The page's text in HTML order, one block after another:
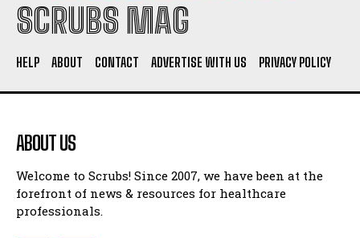
SCRUBS MAG
HELP ABOUT CONTACT ADVERTISE WITH US PRIVACY POLICY
ABOUT US
Welcome to Scrubs! Since 2007, we have been at the
forefront of news & resources for healthcare
professionals.